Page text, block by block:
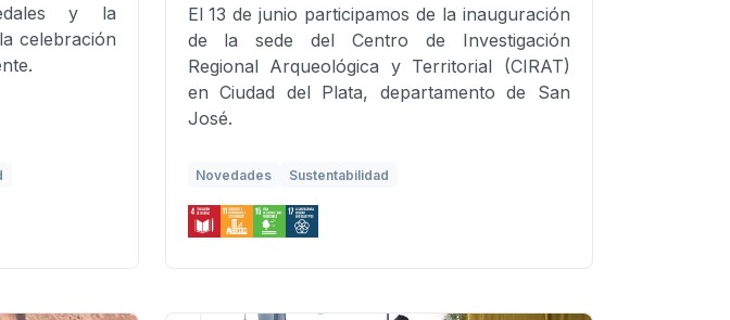
y la
celebración
El 13 de junio participamos de la inauguración
de la sede del Centro de Investigación
Regional Arqueológica y Territorial (CIRAT)
en Ciudad del Plata, departamento de San
José.
Novedades Sustentabilidad